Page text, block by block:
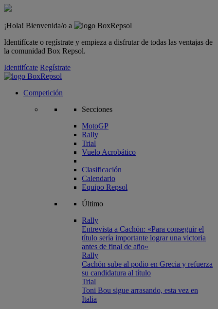
¡Hola! Bienvenida/o a
Identifícate o regístrate y empieza a disfrutar de todas las ventajas de
la comunidad Box Repsol.
Identifícate Regístrate
Competición
Secciones
MotoGP
Rally
Trial
Vuelo Acrobático
Clasificación
Calendario
Equipo Repsol
Último
Rally
Entrevista a Cachón: «Para conseguir el
título sería importante lograr una victoria
antes de final de año»
Rally
Cachón sube al podio en Grecia y refuerza
su candidatura al título
Trial
Toni Bou sigue arrasando, esta vez en
Italia